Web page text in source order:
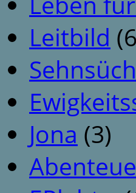
Leitbild
Jona (3)